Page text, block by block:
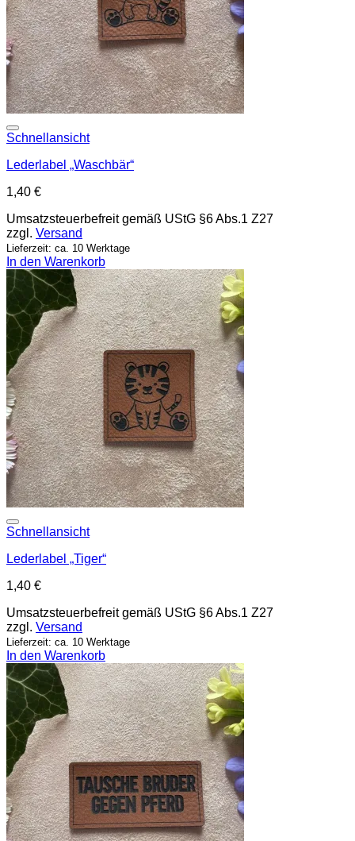
Schnellansicht
Lederlabel „Waschbär“
1,40 €
Umsatzsteuerbefreit gemäß UStG §6 Abs.1 Z27
zzgl. Versand
Lieferzeit: ca. 10 Werktage
In den Warenkorb
Schnellansicht
Lederlabel „Tiger“
1,40 €
Umsatzsteuerbefreit gemäß UStG §6 Abs.1 Z27
zzgl. Versand
Lieferzeit: ca. 10 Werktage
In den Warenkorb